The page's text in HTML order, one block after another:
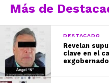
Más de
DESTACADO
Revelan
clave en el